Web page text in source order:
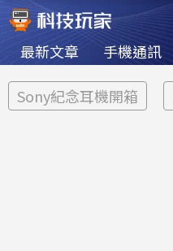
最新文章 手機通訊
Sony紀念耳機開箱